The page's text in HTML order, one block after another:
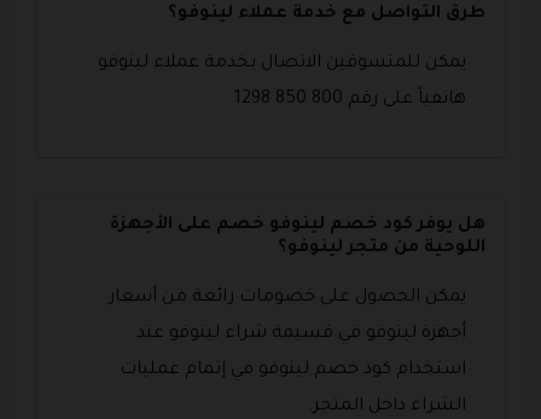
طرق التواصل مع خدمة عملاء لينوفو؟
يمكن للمتسوقين الاتصال بخدمة عملاء لينوفو
هاتفياً على رقم 800 850 1298
هل يوفر كود خصم لينوفو خصم على الأجهزة
اللوحية من متجر لينوفو؟
يمكن الحصول على خصومات رائعة من أسعار
أجهزة لينوفو في قسيمة شراء لينوفو عند
استخدام كود خصم لينوفو في إتمام عمليات
الشراء داخل المتجر.